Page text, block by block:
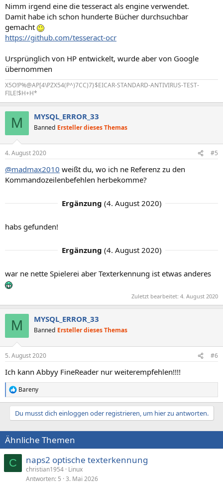
Nimm irgend eine die tesseract als engine verwendet.
Damit habe ich schon hunderte Bücher durchsuchbar
gemacht
https://github.com/tesseract-ocr
Ursprünglich von HP entwickelt, wurde aber von Google
übernommen
X5O!P%@AP[4\PZX54(P^)7CC)7}$EICAR-STANDARD-ANTIVIRUS-TEST-
FILE!$H+H*
M MYSQL_ERROR_33
Banned Ersteller dieses Themas
4. August 2020 #5
@madmax2010 weißt du, wo ich ne Referenz zu den
Kommandozeilenbefehlen herbekomme?
Ergänzung (4. August 2020)
habs gefunden!
Ergänzung (4. August 2020)
war ne nette Spielerei aber Texterkennung ist etwas anderes
Zuletzt bearbeitet: 4. August 2020
M MYSQL_ERROR_33
Banned Ersteller dieses Themas
5. August 2020 #6
Ich kann Abbyy FineReader nur weiterempfehlen!!!!
R
e
a
i
o
n
e
n
:
Bareny
Du musst dich einloggen oder registrieren, um hier zu antworten.
Ähnliche Themen
C naps2 optische texterkennung
christian1954 Linux
Antworten 5 3. Mai 2026